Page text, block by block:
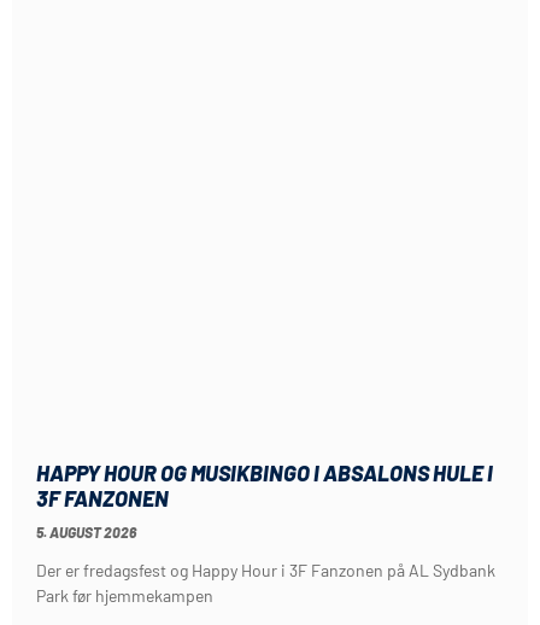
HAPPY HOUR OG MUSIKBINGO I ABSALONS HULE I
3F FANZONEN
5. AUGUST 2026
Der er fredagsfest og Happy Hour i 3F Fanzonen på AL Sydbank
Park før hjemmekampen